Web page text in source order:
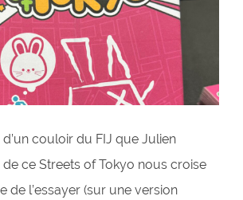
d’un couloir du FIJ que Julien
de ce Streets of Tokyo nous croise
de l’essayer (sur une version